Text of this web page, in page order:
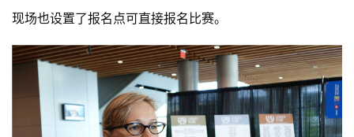
现场也设置了报名点可直接报名比赛。